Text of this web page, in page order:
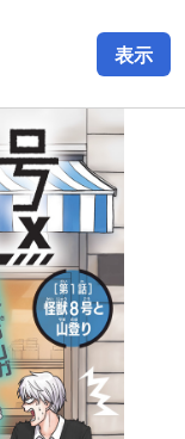
表示